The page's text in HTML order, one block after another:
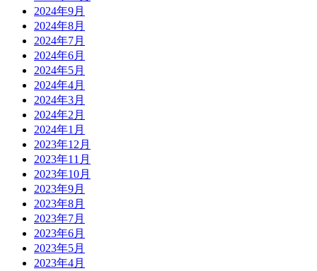
2024年9月
2024年8月
2024年7月
2024年6月
2024年5月
2024年4月
2024年3月
2024年2月
2024年1月
2023年12月
2023年11月
2023年10月
2023年9月
2023年8月
2023年7月
2023年6月
2023年5月
2023年4月